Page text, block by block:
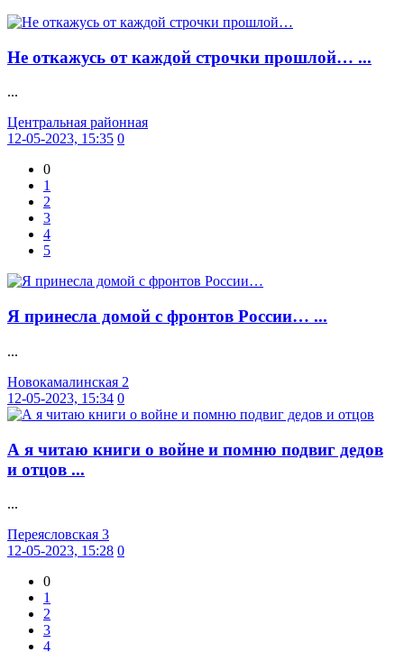
Не откажусь от каждой строчки прошлой… ...
...
Центральная районная
12-05-2023, 15:35 0
0
1
2
3
4
5
Я принесла домой с фронтов России… ...
...
Новокамалинская 2
12-05-2023, 15:34 0
А я читаю книги о войне и помню подвиг дедов
и отцов ...
...
Переясловская 3
12-05-2023, 15:28 0
0
1
2
3
4